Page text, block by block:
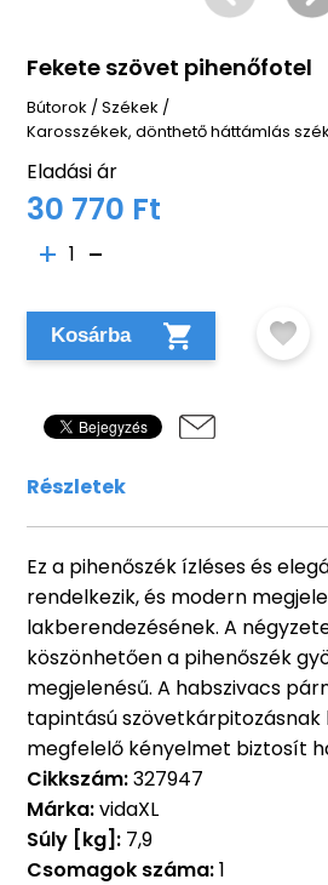
Fekete szövet pihenőfotel
Bútorok /Székek /
Karosszékek, dönthető háttámlás
Eladási ár
30 770 Ft
1
Kosárba
Részletek
Ez a pihenőszék ízléses és
rendelkezik, és modern
lakberendezésének. A
köszönhetően a pihenőszék
megjelenésű. A habszivacs
tapintású szövetkárpitozásnak
megfelelő kényelmet biztosít
Cikkszám:327947
Márka:vidaXL
Súly [kg]: 7,9
Csomagok száma:1